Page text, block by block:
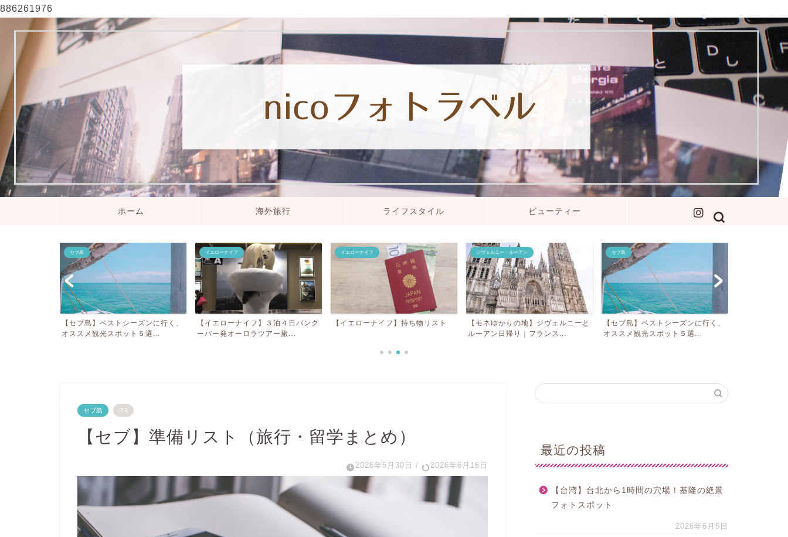
886261976
ホーム 海外旅行 ライフスタイル ビューティー
イエローナイフ
【イエローナイフ】３泊４日バンク
ーバー発オーロラツアー旅...
イエローナイフ
【イエローナイフ】持ち物リスト
ジヴェルニー・ルーアン
【モネゆかりの地】ジヴェルニーと
セブ島
【セブ島】ベストシーズンに行く、
オススメ観光スポット５選...
イエローナイフ
【イエローナイフ】３泊４日バンク
ーバー発オーロラツアー旅...
セブ島 PR
【セブ】準備リスト（旅行・留学まとめ）
2026年5月30日 / 2026年6月16日
最近の投稿
【台湾】台北から1時間の穴場！基隆の絶景
フォトスポット
2026年6月5日